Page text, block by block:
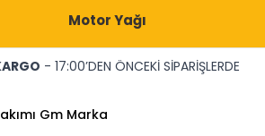
Motor Yağı
- 17:00’DEN ÖNCEKİ SİPARİŞLERDE
Gm Marka